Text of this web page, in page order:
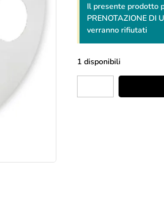
Il presente prodotto
PRENOTAZIONE
verranno rifiutati
1 disponibili